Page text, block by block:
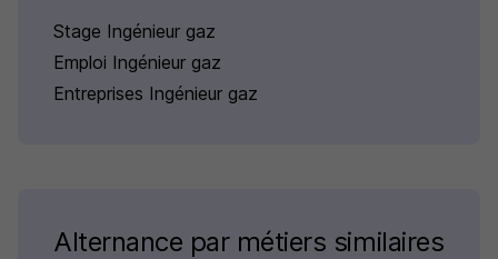
Stage Ingénieur gaz
Emploi Ingénieur gaz
Entreprises Ingénieur gaz
Alternance par métiers similaires